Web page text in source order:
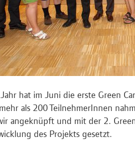
hat im Juni die erste Green
als 200 TeilnehmerInnen
angeknüpft und mit der 2.
des Projekts gesetzt.